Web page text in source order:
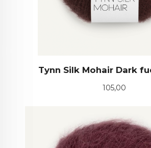
Tynn Silk Mohair Dark
Pris
105,00